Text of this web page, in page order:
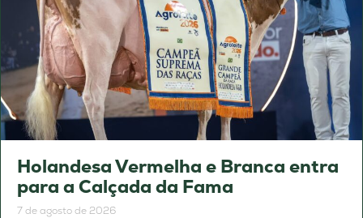
Holandesa Vermelha e Branca entra
para a Calçada da Fama
7 de agosto de 2026